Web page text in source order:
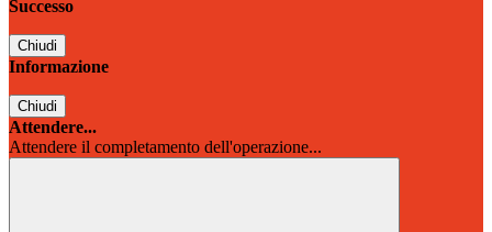
Successo
Chiudi
Informazione
Chiudi
Attendere...
Attendere il completamento dell'operazione...